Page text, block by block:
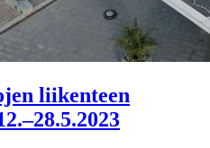
liikenteen